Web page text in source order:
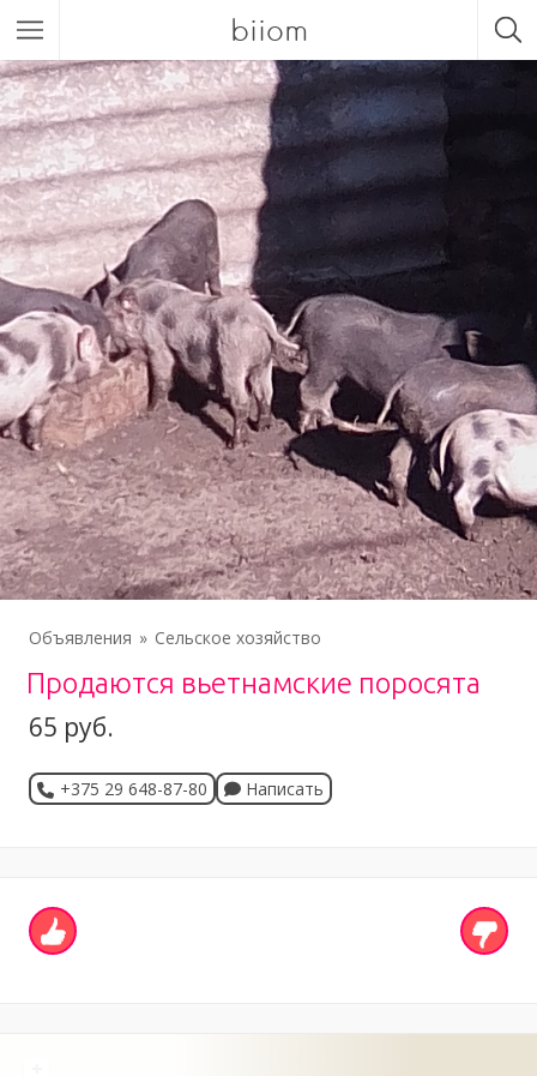
biiom
Объявления Сельское хозяйство
Продаются вьетнамские поросята
65 руб.
+375 29 648-87-80 Написать